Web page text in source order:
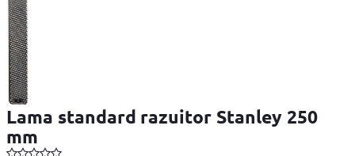
Lama standard razuitor Stanley 250
mm